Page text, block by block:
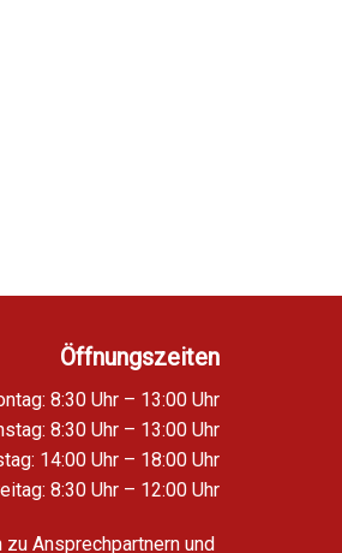
Öffnungszeiten
8:30 Uhr – 13:00 Uhr
8:30 Uhr – 13:00 Uhr
14:00 Uhr – 18:00 Uhr
8:30 Uhr – 12:00 Uhr
Ansprechpartnern und